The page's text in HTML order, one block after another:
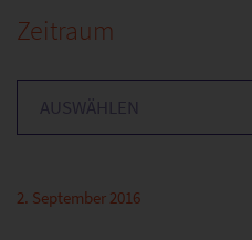
Zeitraum
2. September 2016